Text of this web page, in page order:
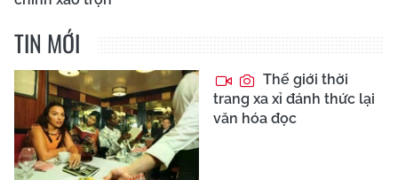
TIN MỚI
Thế giới thời
trang xa xỉ đánh thức lại
văn hóa đọc